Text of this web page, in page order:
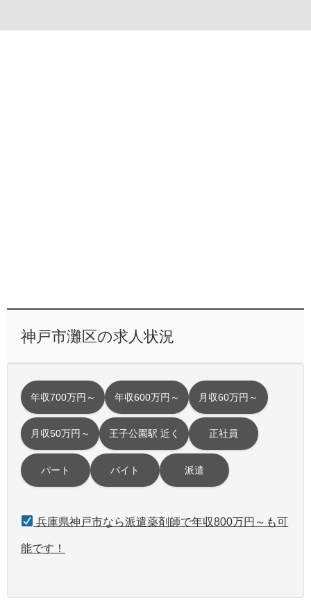
神戸市灘区の求人状況
年収700万円～ 年収600万円～ 月収60万円～
月収50万円～ 王子公園駅 近く 正社員
パート バイト 派遣
兵庫県神戸市なら派遣薬剤師で年収800万円～も可
能です！